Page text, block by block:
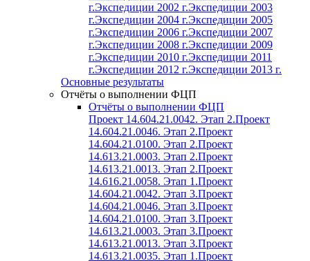
г.Экспедиции 2002 г.Экспедиции 2003
г.Экспедиции 2004 г.Экспедиции 2005
г.Экспедиции 2006 г.Экспедиции 2007
г.Экспедиции 2008 г.Экспедиции 2009
г.Экспедиции 2010 г.Экспедиции 2011
г.Экспедиции 2012 г.Экспедиции 2013 г.
Основные результаты
Отчёты о выполнении ФЦП
Отчёты о выполнении ФЦП
Проект 14.604.21.0042. Этап 2.Проект
14.604.21.0046. Этап 2.Проект
14.604.21.0100. Этап 2.Проект
14.613.21.0003. Этап 2.Проект
14.613.21.0013. Этап 2.Проект
14.616.21.0058. Этап 1.Проект
14.604.21.0042. Этап 3.Проект
14.604.21.0046. Этап 3.Проект
14.604.21.0100. Этап 3.Проект
14.613.21.0003. Этап 3.Проект
14.613.21.0013. Этап 3.Проект
14.613.21.0035. Этап 1.Проект